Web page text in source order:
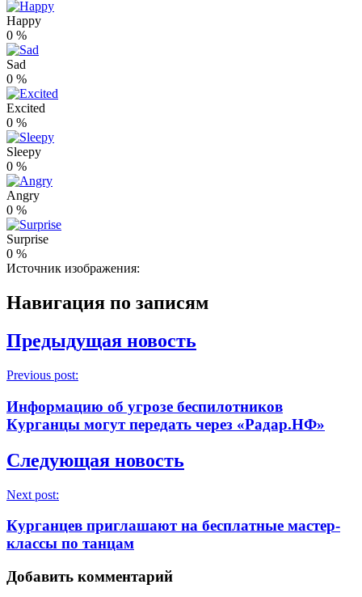
Happy
0 %
Sad
0 %
Excited
0 %
Sleepy
0 %
Angry
0 %
Surprise
0 %
Источник изображения:
Навигация по записям
Предыдущая новость
Previous post:
Информацию об угрозе беспилотников
Курганцы могут передать через «Радар.НФ»
Следующая новость
Next post:
Курганцев приглашают на бесплатные мастер-
классы по танцам
Добавить комментарий